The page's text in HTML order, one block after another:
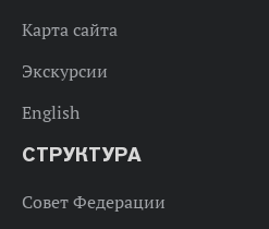
Карта сайта
Экскурсии
English
СТРУКТУРА
Совет Федерации